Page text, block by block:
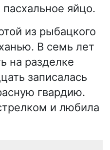
яйцо.
из рыбацкого
В семь лет
на разделке
записалась
гвардию.
и любила